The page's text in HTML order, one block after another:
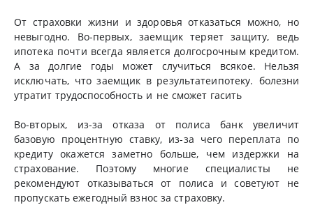
От страховки жизни и здоровья отказаться можно, но
невыгодно. Во-первых, заемщик теряет защиту, ведь
ипотека почти всегда является долгосрочным кредитом.
А за долгие годы может случиться всякое. Нельзя
исключать, что заемщик в результатеипотеку. болезни
утратит трудоспособность и не сможет гасить
Во-вторых, из-за отказа от полиса банк увеличит
базовую процентную ставку, из-за чего переплата по
кредиту окажется заметно больше, чем издержки на
страхование. Поэтому многие специалисты не
рекомендуют отказываться от полиса и советуют не
пропускать ежегодный взнос за страховку.